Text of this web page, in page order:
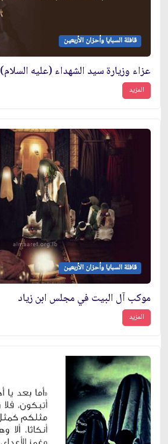
قافلة السبايا وأحزان الأربعين
عزاء وزيارة سيد الشهداء (عليه السلام)
المزيد
قافلة السبايا وأحزان الأربعين
موكب آل البيت في مجلس ابن زياد
المزيد